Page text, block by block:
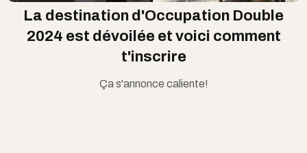
La destination d'Occupation Double
2024 est dévoilée et voici comment
t'inscrire
Ça s'annonce caliente!